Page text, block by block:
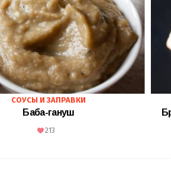
СОУСЫ И ЗАПРАВКИ
Баба-гануш
213